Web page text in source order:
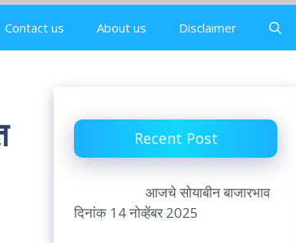
Contact us About us Disclaimer
Recent Post
आजचे सोयाबीन बाजारभाव
दिनांक 14 नोव्हेंबर 2025